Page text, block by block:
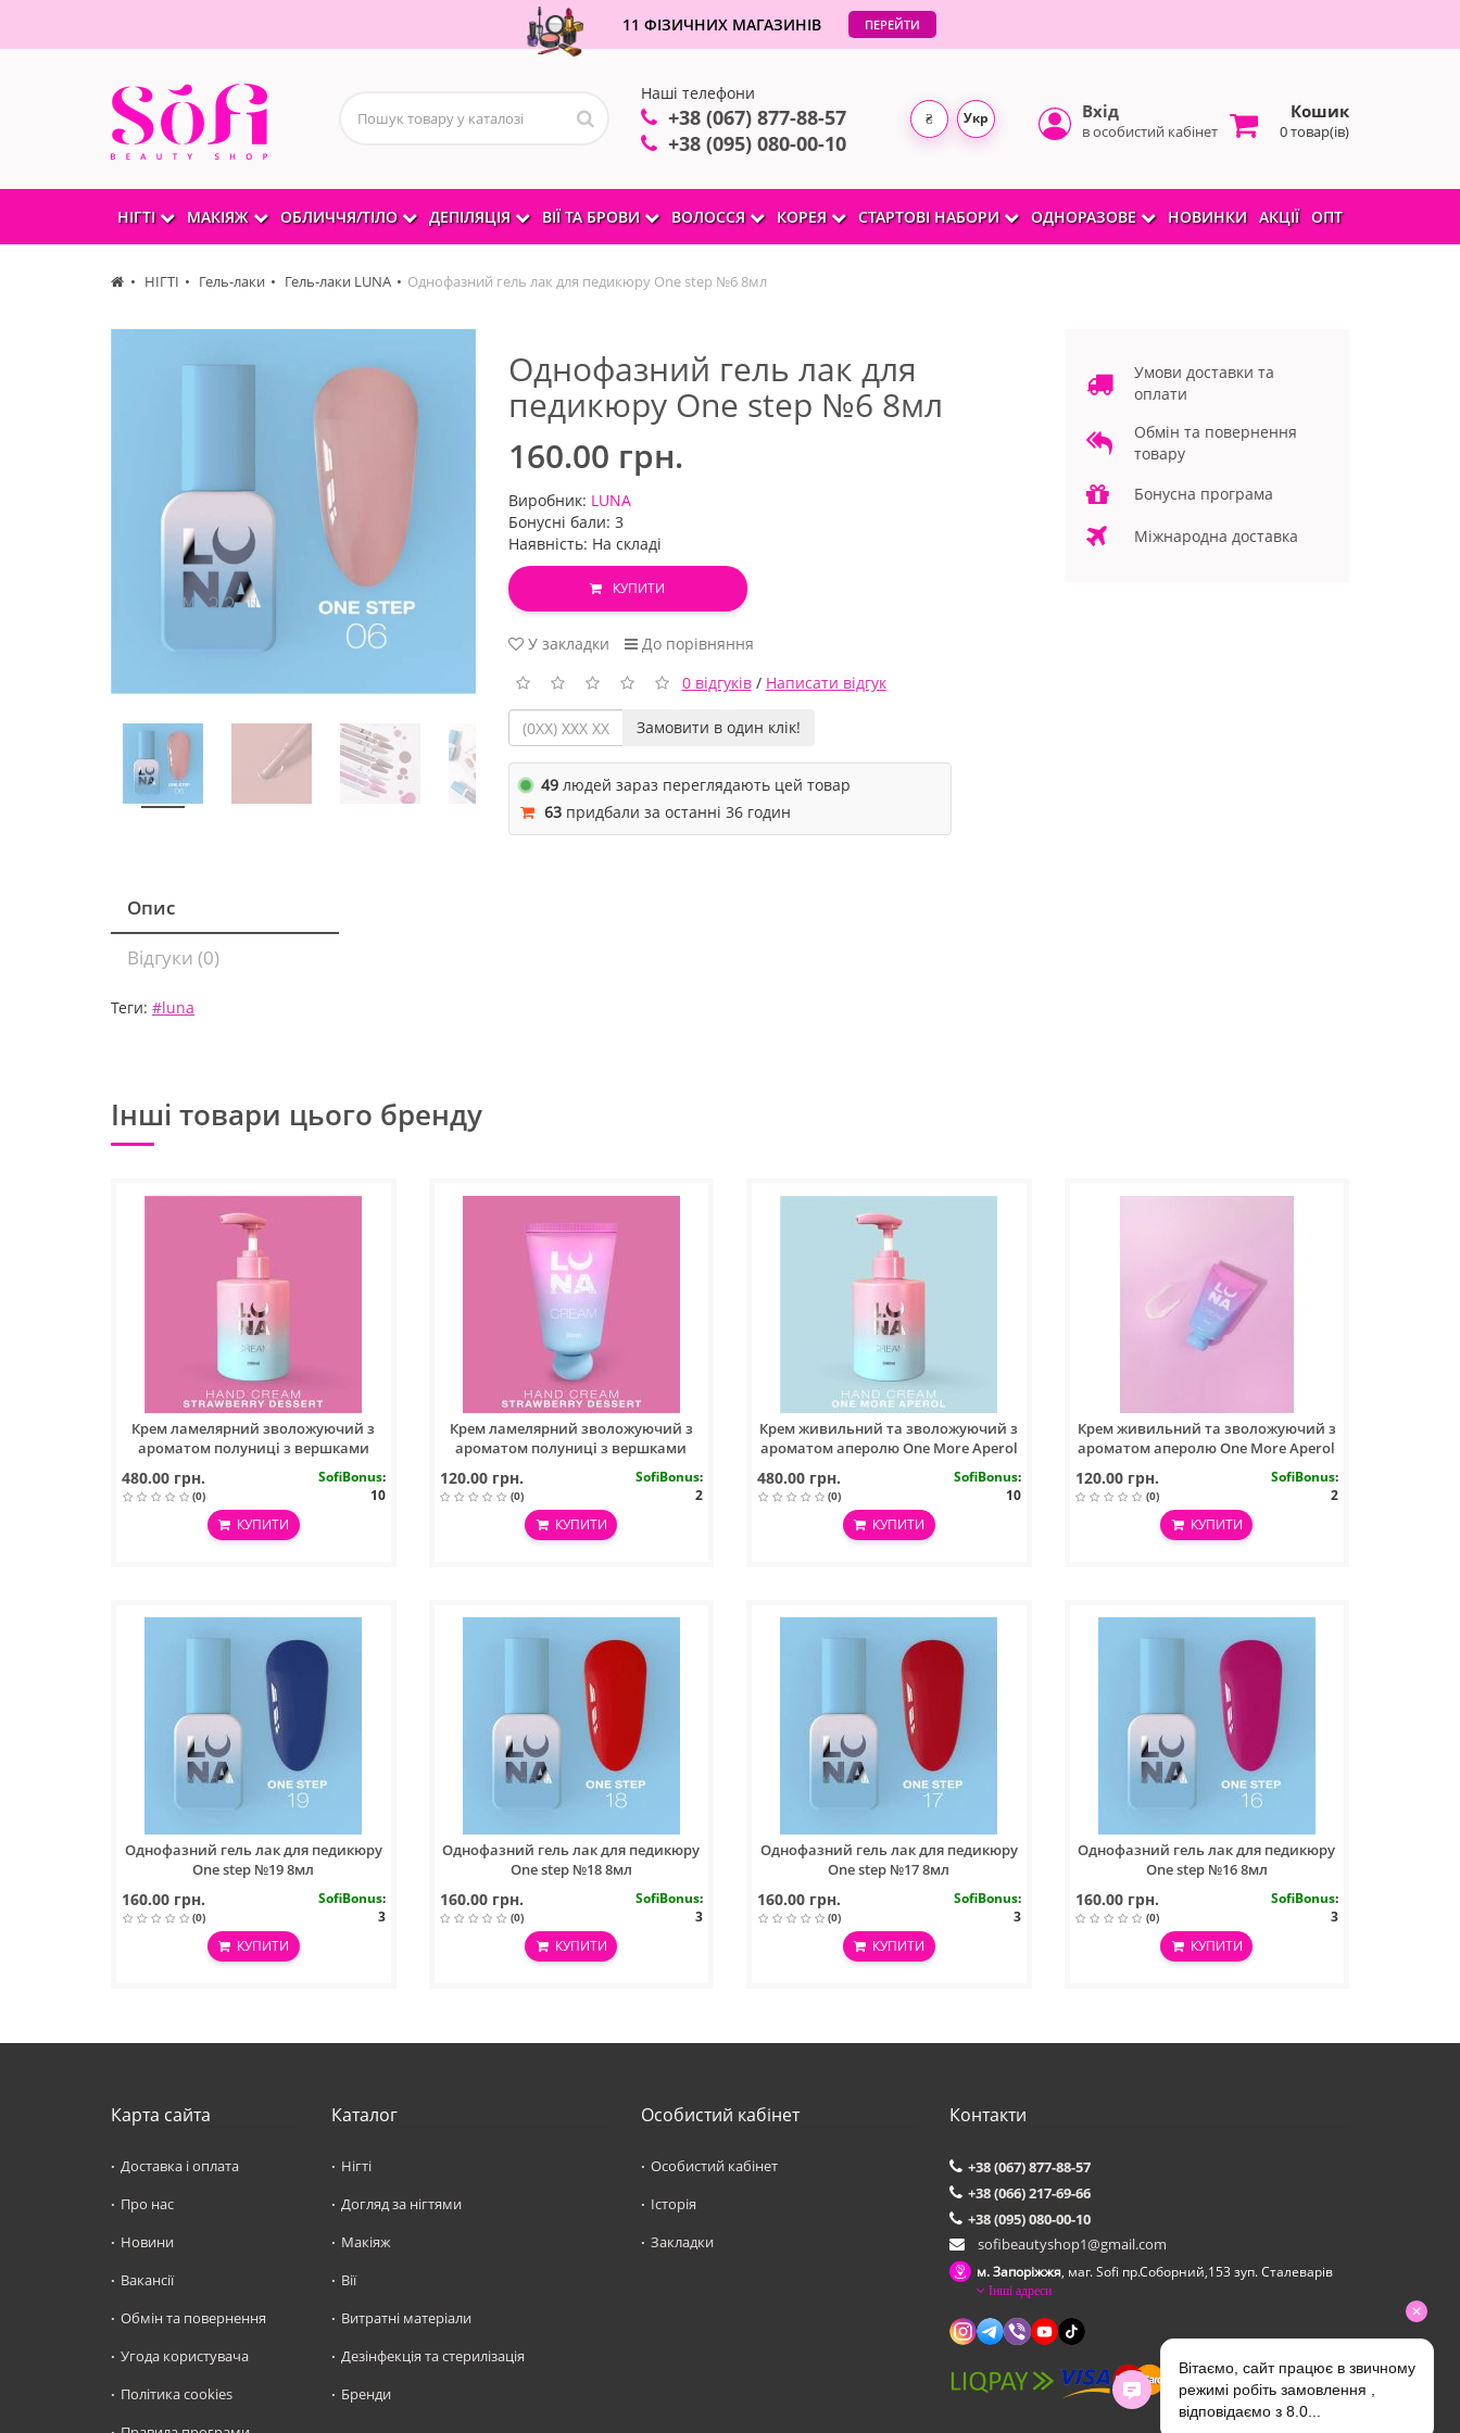
11 ФІЗИЧНИХ МАГАЗИНІВ ПЕРЕЙТИ
Наші телефони
+38 (067) 877-88-57
+38 (095) 080-00-10
₴ Укр Вхід
в особистий кабінет
Кошик
0 товар(ів)
НІГТІ МАКІЯЖ ОБЛИЧЧЯ/ТІЛО ДЕПІЛЯЦІЯ ВІЇ ТА БРОВИ ВОЛОССЯ КОРЕЯ СТАРТОВІ НАБОРИ ОДНОРАЗОВЕ НОВИНКИ АКЦІЇ ОПТ
НІГТІ Гель-лаки Гель-лаки LUNA Однофазний гель лак для педикюру One step №6 8мл
Однофазний гель лак для
педикюру One step №6 8мл
160.00 грн.
Виробник: LUNA
Бонусні бали: 3
Наявність: На складі
КУПИТИ
У закладки
До порівняння
0 відгуків/ Написати відгук
Замовити в один клік!
49людей зараз переглядають цей товар
63придбали за останні 36 годин
Опис
Відгуки (0)
Теги: #luna
Умови доставки та
оплати
Обмін та повернення
товару
Бонусна програма
Міжнародна доставка
Інші товари цього бренду
Крем ламелярний зволожуючий з
ароматом полуниці з вершками
Hand Cream Strawberry Dessert 300ml
480.00 грн.
(0)
SofiBonus:
10
КУПИТИ
Крем ламелярний зволожуючий з
ароматом полуниці з вершками
Hand Cream Strawberry Dessert 30ml
120.00 грн.
(0)
SofiBonus:
2
КУПИТИ
Крем живильний та зволожуючий з
ароматом аперолю One More Aperol
480.00 грн.
(0)
SofiBonus:
10
КУПИТИ
Крем живильний та зволожуючий з
ароматом аперолю One More Aperol
120.00 грн.
(0)
SofiBonus:
2
КУПИТИ
Однофазний гель лак для педикюру
One step №19 8мл
160.00 грн.
(0)
SofiBonus:
3
КУПИТИ
Однофазний гель лак для педикюру
One step №18 8мл
160.00 грн.
(0)
SofiBonus:
3
КУПИТИ
Однофазний гель лак для педикюру
One step №17 8мл
160.00 грн.
(0)
SofiBonus:
3
КУПИТИ
Однофазний гель лак для педикюру
One step №16 8мл
160.00 грн.
(0)
SofiBonus:
3
КУПИТИ
Карта сайта
Доставка і оплата
Про нас
Новини
Вакансії
Обмін та повернення
Угода користувача
Політика cookies
Каталог
Нігті
Догляд за нігтями
Макіяж
Вії
Витратні матеріали
Дезінфекція та стерилізація
Бренди
Особистий кабінет
Особистий кабінет
Історія
Закладки
Контакти
+38 (067) 877-88-57
+38 (066) 217-69-66
+38 (095) 080-00-10
sofibeautyshop1@gmail.com
м. Запоріжжя, маг. Sofi пр.Соборний,153 зуп. Сталеварiв
Інші адреси